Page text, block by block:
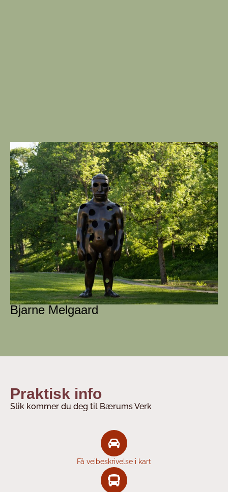
Bjarne Melgaard
Praktisk info
Slik kommer du deg til Bærums Verk
Få veibeskrivelse i kart